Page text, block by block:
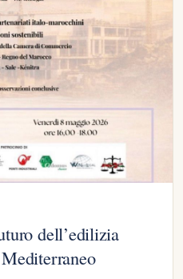
dell’edilizia